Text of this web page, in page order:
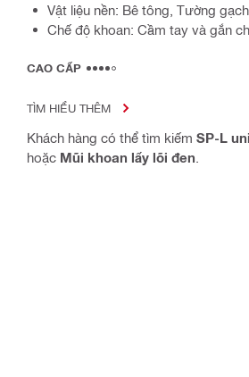
Vật liệu nền: Bê tông, Tường gạch
Chế độ khoan: Cầm tay và gắn
CAO CẤP
TÌM HIỂU THÊM
Khách hàng có thể tìm kiếm SP-L uni
hoặc Mũi khoan lấy lõi đen